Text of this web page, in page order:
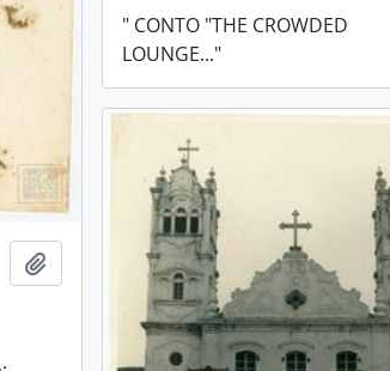
" CONTO "THE CROWDED
LOUNGE..."
Adicionar a área de transferência